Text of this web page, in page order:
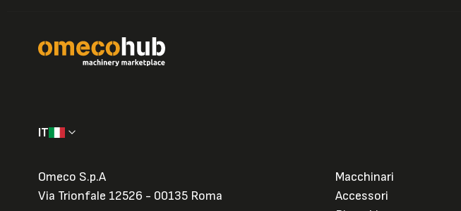
IT
Omeco S.p.A
Via Trionfale 12526 - 00135 Roma
Macchinari
Accessori